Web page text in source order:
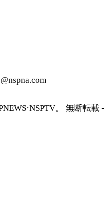
。 無断転載 -